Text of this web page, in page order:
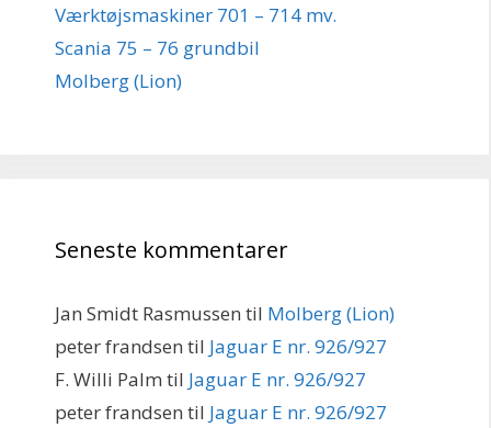
Værktøjsmaskiner 701 – 714 mv.
Scania 75 – 76 grundbil
Molberg (Lion)
Seneste kommentarer
Jan Smidt Rasmussen til Molberg (Lion)
peter frandsen til Jaguar E nr. 926/927
F. Willi Palm til Jaguar E nr. 926/927
peter frandsen til Jaguar E nr. 926/927